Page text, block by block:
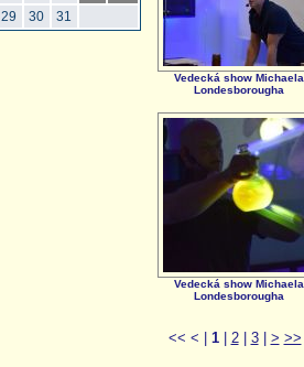
29 30 31
Vedecká show Michaela
Londesborougha
Vedecká show Michaela
Londesborougha
<< < 1| 2| 3| > >>